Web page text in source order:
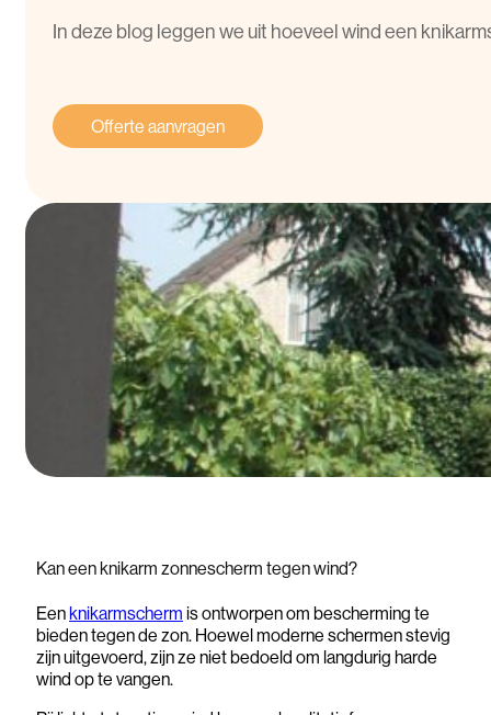
In deze blog leggen we uit hoeveel wind een
Offerte aanvragen
Kan een knikarm zonnescherm tegen wind?
Eenknikarmscherm is ontworpen om bescherming te
bieden tegen de zon. Hoewel moderne schermen stevig
zijn uitgevoerd, zijn ze niet bedoeld om langdurig harde
wind op te vangen.